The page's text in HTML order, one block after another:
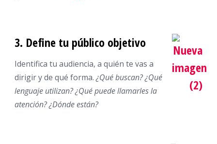
3. Define tu público objetivo
Identifica tu audiencia, a quién te vas a
dirigir y de qué forma. ¿Qué buscan? ¿Qué
lenguaje utilizan? ¿Qué puede llamarles la
atención? ¿Dónde están?